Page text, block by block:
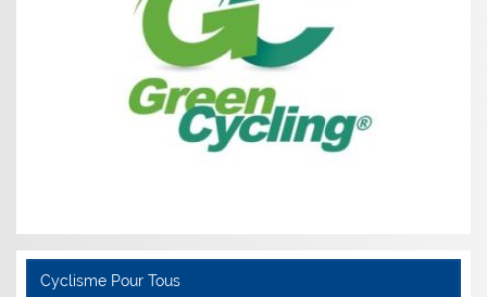
Cyclisme Pour Tous